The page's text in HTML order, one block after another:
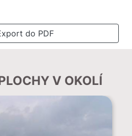
do PDF
V OKOLÍ